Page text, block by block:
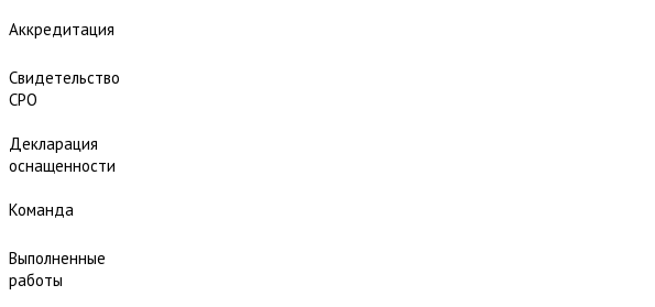
Аккредитация
Свидетельство
СРО
Декларация
оснащенности
Команда
Выполненные
работы